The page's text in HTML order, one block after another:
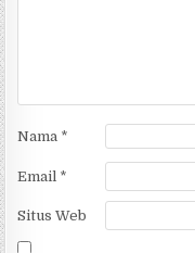
Nama *
Email *
Situs Web